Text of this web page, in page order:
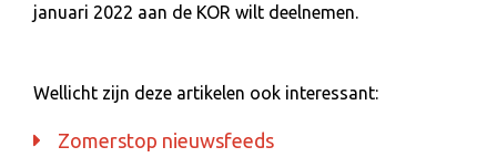
januari 2022 aan de KOR wilt deelnemen.
Wellicht zijn deze artikelen ook interessant:
Zomerstop nieuwsfeeds